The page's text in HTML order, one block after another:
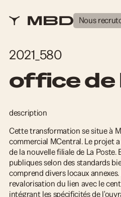
Nous
2021_580
office de
description
Cette transformation se situe à
commercial MCentral. Le projet
de la nouvelle filiale de La Poste.
publiques selon des standards
comprend divers locaux
revalorisation du lien avec le
intégrant les spécificités de